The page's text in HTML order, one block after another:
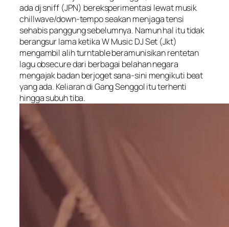
ada dj sniff (JPN) bereksperimentasi lewat musik
chillwave/down-tempo seakan menjaga tensi
sehabis panggung sebelumnya. Namun hal itu tidak
berangsur lama ketika W Music DJ Set (Jkt)
mengambil alih turntable beramunisikan rentetan
laguobsecuredari berbagai belahan negara
mengajak badan berjoget sana-sini mengikuti beat
yang ada. Keliaran di Gang Senggol itu terhenti
hingga subuh tiba.